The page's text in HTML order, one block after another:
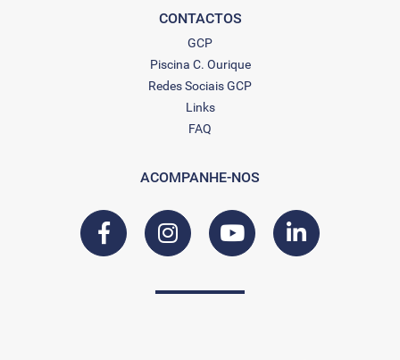
CONTACTOS
GCP
Piscina C. Ourique
Redes Sociais GCP
Links
FAQ
ACOMPANHE-NOS